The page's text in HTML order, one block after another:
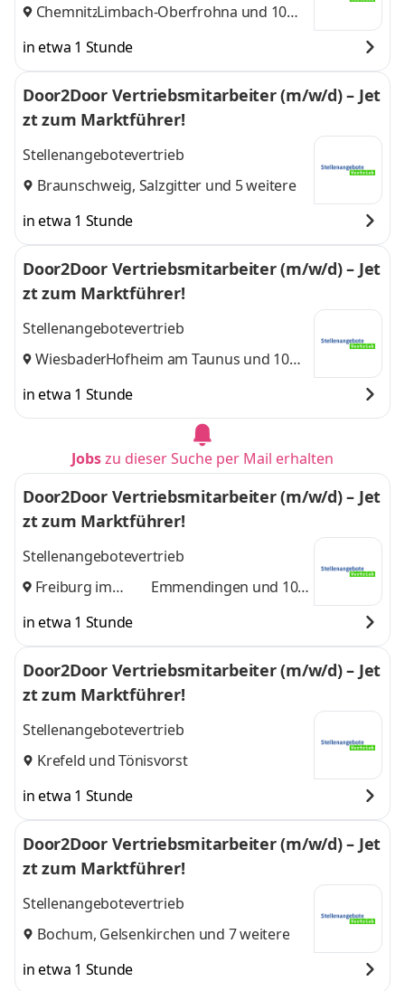
Chemnitz,
Limbach-Oberfrohna und 10
in etwa 1 Stunde
Door2Door Vertriebsmitarbeiter (m/w/d) – Jet
zt zum Marktführer!
Stellenangebotevertrieb
Braunschweig, Salzgitter und 5 weitere
in etwa 1 Stunde
Door2Door Vertriebsmitarbeiter (m/w/d) – Jet
zt zum Marktführer!
Stellenangebotevertrieb
Wiesbaden,
Hofheim am Taunus und 10
in etwa 1 Stunde
Jobszu dieser Suche per Mail erhalten
Door2Door Vertriebsmitarbeiter (m/w/d) – Jet
zt zum Marktführer!
Stellenangebotevertrieb
Freiburg im
Emmendingen und 10
in etwa 1 Stunde
Door2Door Vertriebsmitarbeiter (m/w/d) – Jet
zt zum Marktführer!
Stellenangebotevertrieb
Krefeld undTönisvorst
in etwa 1 Stunde
Door2Door Vertriebsmitarbeiter (m/w/d) – Jet
zt zum Marktführer!
Stellenangebotevertrieb
Bochum, Gelsenkirchen und 7 weitere
in etwa 1 Stunde